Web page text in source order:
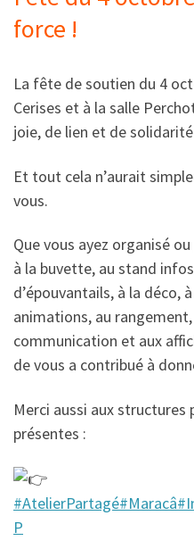
force !
La fête de soutien du 4
Cerises et à la salle
joie, de lien et de
Et tout cela n’aurait
vous.
Que vous ayez organisé
à la buvette, au stand
d’épouvantails, à la déco,
animations, au
communication et aux
de vous a contribué à
Merci aussi aux
présentes :
#AtelierPartagé#Maracâ
P